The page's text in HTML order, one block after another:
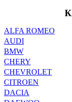
ALFA ROMEO
AUDI
BMW
CHERY
CHEVROLET
CITROEN
DACIA